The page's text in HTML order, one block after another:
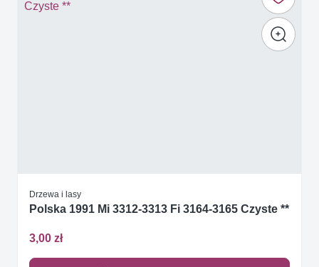
Drzewa i lasy
Polska 1991 Mi 3312-3313 Fi 3164-3165 Czyste **
3,00 zł